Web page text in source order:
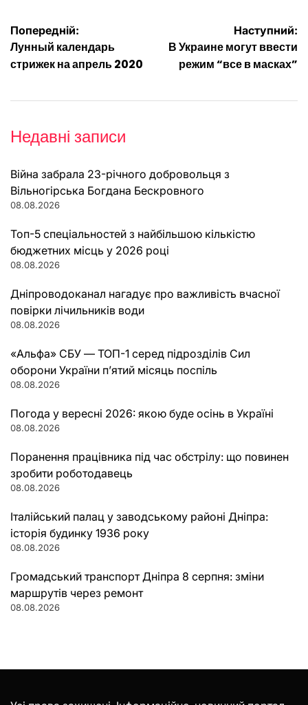
Навігація
записів
Попередній:
Лунный календарь
стрижек на апрель 2020
Наступний:
В Украине могут ввести
режим “все в масках”
Недавні записи
Війна забрала 23-річного добровольця з
Вільногірська Богдана Бескровного
08.08.2026
Топ-5 спеціальностей з найбільшою кількістю
бюджетних місць у 2026 році
08.08.2026
Дніпроводоканал нагадує про важливість вчасної
повірки лічильників води
08.08.2026
«Альфа» СБУ — ТОП-1 серед підрозділів Сил
оборони України п’ятий місяць поспіль
08.08.2026
Погода у вересні 2026: якою буде осінь в Україні
08.08.2026
Поранення працівника під час обстрілу: що повинен
зробити роботодавець
08.08.2026
Італійський палац у заводському районі Дніпра:
історія будинку 1936 року
08.08.2026
Громадський транспорт Дніпра 8 серпня: зміни
маршрутів через ремонт
08.08.2026